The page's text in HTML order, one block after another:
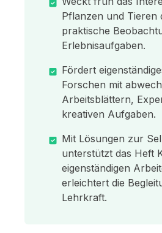
Pflanzen und Tieren
praktische
Erlebnisaufgaben.
Fördert
Forschen mit
Arbeitsblättern,
kreativen Aufgaben.
Mit Lösungen zur
unterstützt das Heft
eigenständigen
erleichtert die
Lehrkraft.